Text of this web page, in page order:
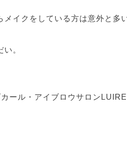
イクをしている方は意外と多
。
ール・アイブロウサロン